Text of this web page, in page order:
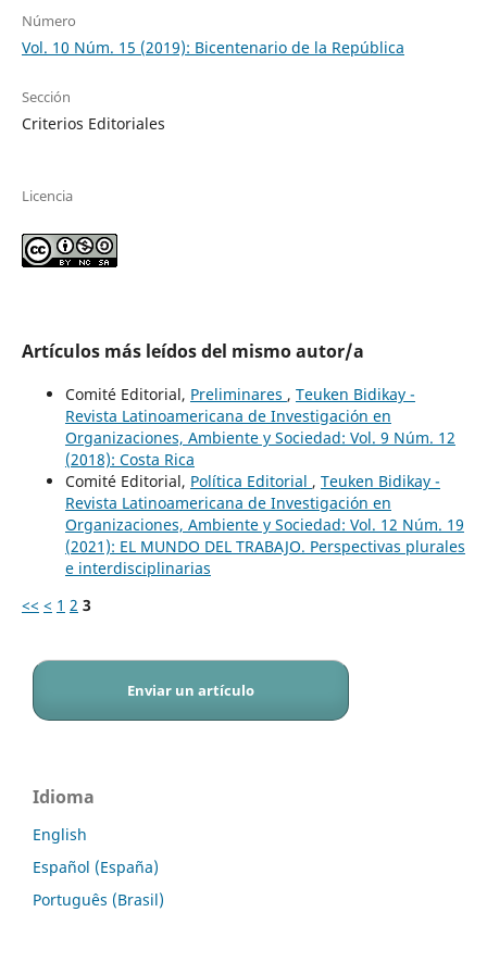
Número
Vol. 10 Núm. 15 (2019): Bicentenario de la República
Sección
Criterios Editoriales
Licencia
Artículos más leídos del mismo autor/a
Comité Editorial, Preliminares , Teuken Bidikay -
Revista Latinoamericana de Investigación en
Organizaciones, Ambiente y Sociedad: Vol. 9 Núm. 12
(2018): Costa Rica
Comité Editorial, Política Editorial , Teuken Bidikay -
Revista Latinoamericana de Investigación en
Organizaciones, Ambiente y Sociedad: Vol. 12 Núm. 19
(2021): EL MUNDO DEL TRABAJO. Perspectivas plurales
e interdisciplinarias
<< < 1 2 3
Enviar un artículo
Idioma
English
Español (España)
Português (Brasil)